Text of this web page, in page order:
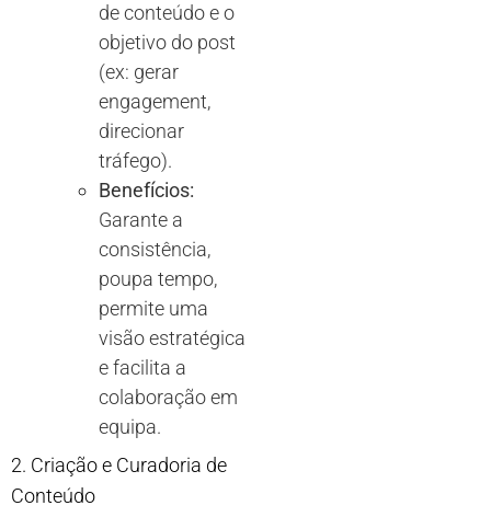
de conteúdo e o
objetivo do post
(ex: gerar
engagement,
direcionar
tráfego).
Benefícios:
Garante a
consistência,
poupa tempo,
permite uma
visão estratégica
e facilita a
colaboração em
equipa.
2. Criação e Curadoria de
Conteúdo